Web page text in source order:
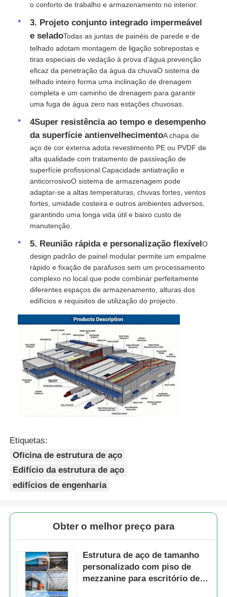
o conforto de trabalho e armazenamento no interior.
3. Projeto conjunto integrado impermeável
e seladoTodas as juntas de painéis de parede e de
telhado adotam montagem de ligação sobrepostas e
tiras especiais de vedação à prova d'água.prevenção
eficaz da penetração da água da chuvaO sistema de
telhado inteiro forma uma inclinação de drenagem
completa e um caminho de drenagem para garantir
uma fuga de água zero nas estações chuvosas.
4Super resistência ao tempo e desempenho
da superfície antienvelhecimentoA chapa de
aço de cor externa adota revestimento PE ou PVDF de
alta qualidade com tratamento de passivação de
superfície profissional.Capacidade antiatração e
anticorrosivoO sistema de armazenagem pode
adaptar-se a altas temperaturas, chuvas fortes, ventos
fortes, umidade costeira e outros ambientes adversos,
garantindo uma longa vida útil e baixo custo de
manutenção.
5. Reunião rápida e personalização flexívelO
design padrão de painel modular permite um empalme
rápido e fixação de parafusos sem um processamento
complexo no local.que pode combinar perfeitamente
diferentes espaços de armazenamento, alturas dos
edifícios e requisitos de utilização do projecto.
Etiquetas:
Oficina de estrutura de aço
Edifício da estrutura de aço
edifícios de engenharia
Obter o melhor preço para
Estrutura de aço de tamanho
personalizado com piso de
mezzanine para escritório de